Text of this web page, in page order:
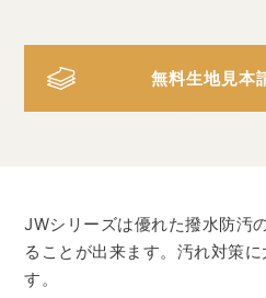
無料生地見本
JWシリーズは優れた撥水防汚
ることが出来ます。汚れ対策
す。